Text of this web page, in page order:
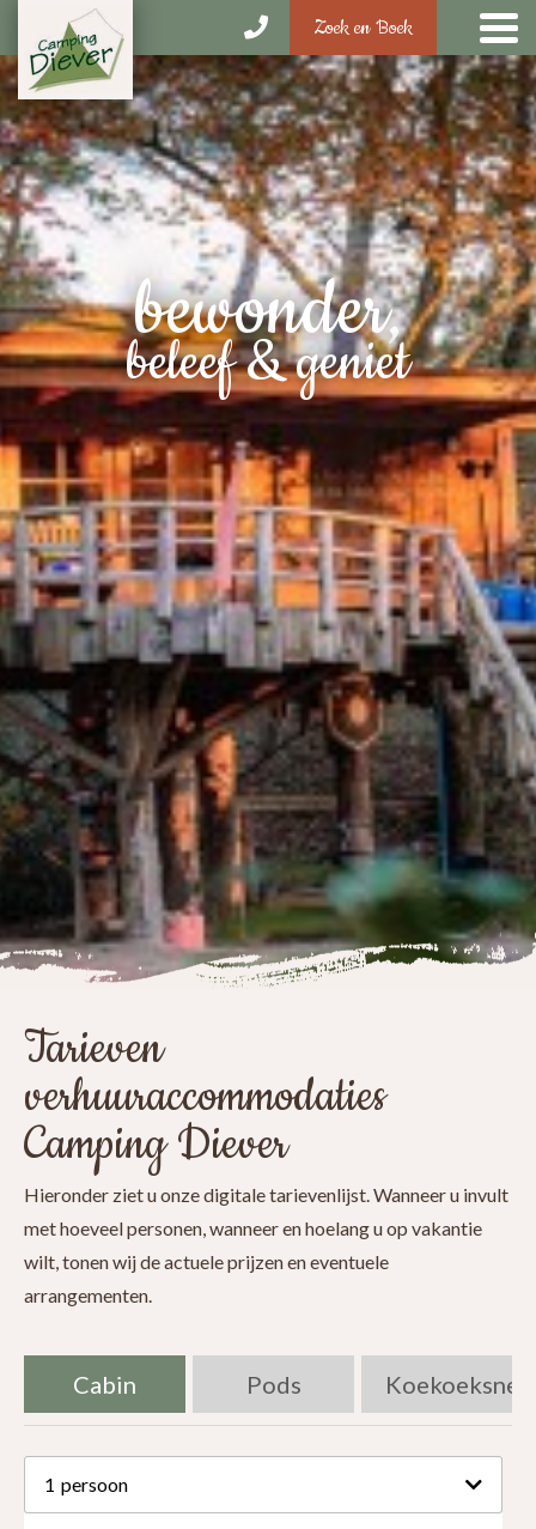
Zoek en Boek
bewonder,
beleef & geniet
Tarieven
verhuuraccommodaties
Camping Diever
Hieronder ziet u onze digitale tarievenlijst. Wanneer u invult
met hoeveel personen, wanneer en hoelang u op vakantie
wilt, tonen wij de actuele prijzen en eventuele
arrangementen.
Cabin Pods
1 persoon